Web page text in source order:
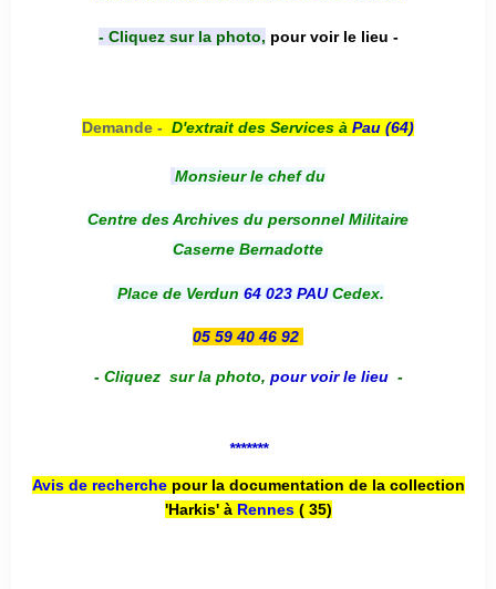
- Cliquez sur la photo, pour voir le lieu -
Demande - D'extrait des Services à Pau (64)
Monsieur le chef du
Centre des Archives du personnel Militaire
Caserne Bernadotte
Place de Verdun 64 023 PAUCedex.
05 59 40 46 92
- Cliquez sur la photo, pour voir le lieu -
*******
Avis de recherche pour la documentation de la collection
'Harkis' à Rennes( 35)